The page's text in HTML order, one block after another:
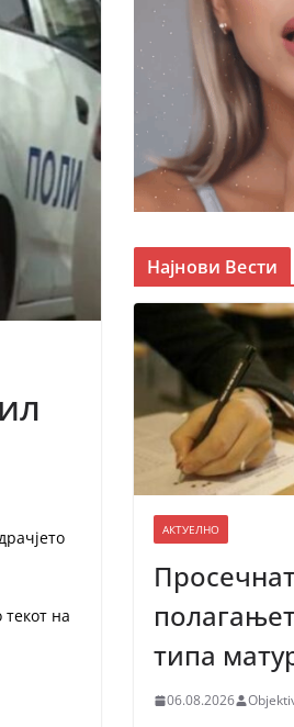
на
Најнови Вести
АКТУЕЛНО
типа
06.08.2026